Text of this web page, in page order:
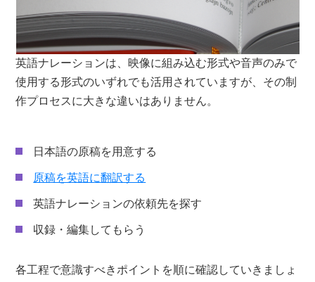
英語ナレーションは、映像に組み込む形式や音声のみで
使用する形式のいずれでも活用されていますが、その制
作プロセスに大きな違いはありません。
日本語の原稿を用意する
原稿を英語に翻訳する
英語ナレーションの依頼先を探す
収録・編集してもらう
各工程で意識すべきポイントを順に確認していきましょ